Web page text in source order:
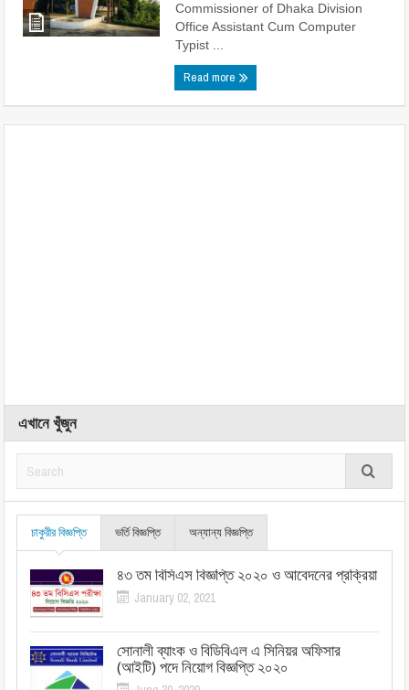
Commissioner of Dhaka Division
Office Assistant Cum Computer
Typist ...
Read more
এখানে খুঁজুন
চাকুরীর বিজ্ঞপ্তি ভর্তি বিজ্ঞপ্তি অন্যান্য বিজ্ঞপ্তি
৪৩ তম বিসিএস বিজ্ঞপ্তি ২০২০ ও আবেদনের প্রক্রিয়া
January 02, 2021
সোনালী ব্যাংক ও বিডিবিএল এ সিনিয়র অফিসার
(আইটি) পদে নিয়োগ বিজ্ঞপ্তি ২০২০